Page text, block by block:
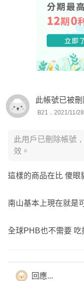
此帳號已被
B21．2021/11/
此用戶已刪除帳號
效。
這樣的商品在比 傻眼
南山基本上現在就是
全球PHB也不需要
回應...